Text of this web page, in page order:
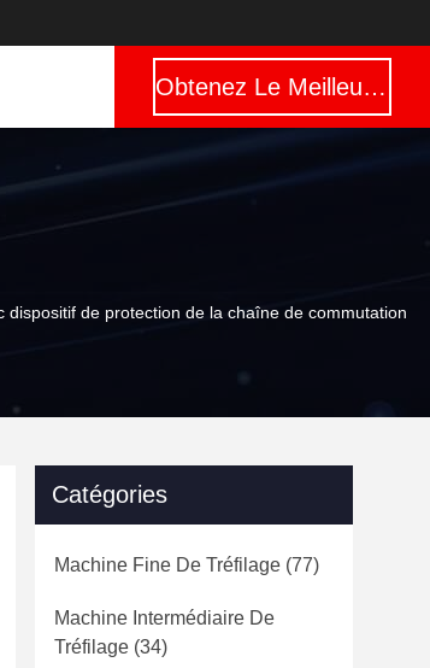
Obtenez Le Meilleur Prix
de protection de la chaîne de commutation
Catégories
Machine Fine De Tréfilage (77)
Machine Intermédiaire De
Tréfilage (34)